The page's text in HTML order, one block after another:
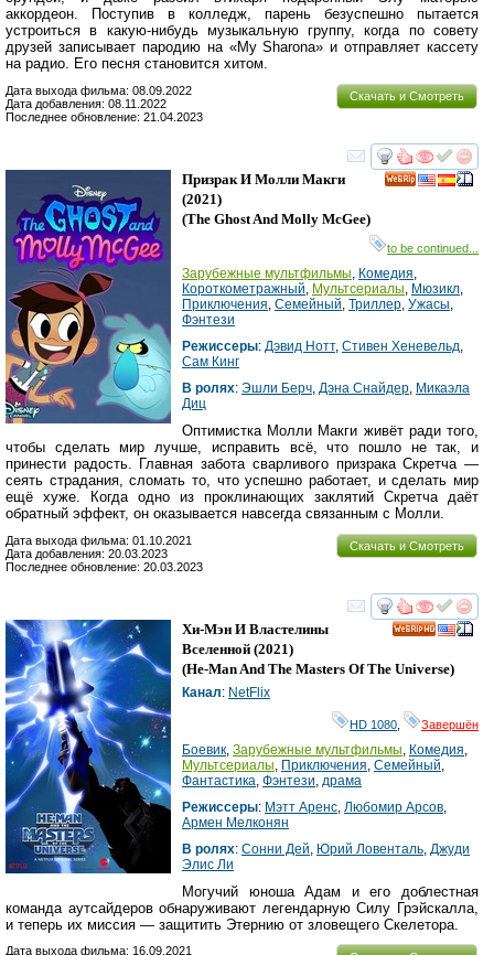
аккордеон. Поступив в колледж, парень безуспешно пытается
устроиться в какую-нибудь музыкальную группу, когда по совету
друзей записывает пародию на «My Sharona» и отправляет кассету
на радио. Его песня становится хитом.
Скачать и Смотреть
Дата выхода фильма: 08.09.2022
Дата добавления: 08.11.2022
Последнее обновление: 21.04.2023
смотреть
Призрак И Молли Макги
(2021)
(The Ghost And Molly McGee)
to be continued...
Зарубежные мультфильмы, Комедия,
Короткометражный, Мультсериалы, Мюзикл,
Приключения, Семейный, Триллер, Ужасы,
Фэнтези
Режиссеры: Дэвид Нотт, Стивен Хеневельд,
Сам Кинг
В ролях: Эшли Берч, Дэна Снайдер, Микаэла
Диц
Оптимистка Молли Макги живёт ради того,
чтобы сделать мир лучше, исправить всё, что пошло не так, и
принести радость. Главная забота сварливого призрака Скретча —
сеять страдания, сломать то, что успешно работает, и сделать мир
ещё хуже. Когда одно из проклинающих заклятий Скретча даёт
обратный эффект, он оказывается навсегда связанным с Молли.
Скачать и Смотреть
Дата выхода фильма: 01.10.2021
Дата добавления: 20.03.2023
Последнее обновление: 20.03.2023
смотреть
Хи-Мэн И Властелины
Вселенной (2021)
(He-Man And The Masters Of The Universe)
Канал: NetFlix
HD 1080 Завершён
Боевик Зарубежные мультфильмы Комедия
Мультсериалы Приключения Семейный
Фантастика Фэнтези драма
Режиссеры: Мэтт Аренс Любомир Арсов
Армен Мелконян
В ролях: Сонни Дей Юрий Ловенталь Джуди
Элис Ли
Могучий юноша Адам и его доблестная
команда аутсайдеров обнаруживают легендарную Силу Грэйскалла,
и теперь их миссия — защитить Этернию от зловещего Скелетора.
Дата выхода фильма: 16.09.2021